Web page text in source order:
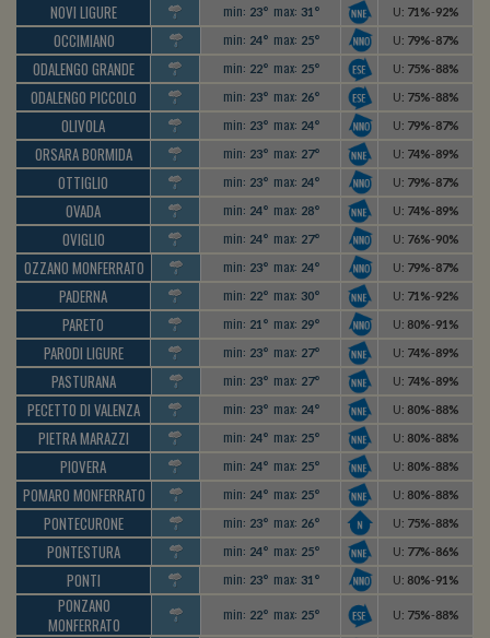
NOVI LIGURE min: 23° max: 31° U: 71%-92%
OCCIMIANO min: 24° max: 25° U: 79%-87%
ODALENGO GRANDE min: 22° max: 25° U: 75%-88%
ODALENGO PICCOLO min: 23° max: 26° U: 75%-88%
OLIVOLA min: 23° max: 24° U: 79%-87%
ORSARA BORMIDA min: 23° max: 27° U: 74%-89%
OTTIGLIO min: 23° max: 24° U: 79%-87%
OVADA min: 24° max: 28° U: 74%-89%
OVIGLIO min: 24° max: 27° U: 76%-90%
OZZANO MONFERRATO min: 23° max: 24° U: 79%-87%
PADERNA min: 22° max: 30° U: 71%-92%
PARETO min: 21° max: 29° U: 80%-91%
PARODI LIGURE min: 23° max: 27° U: 74%-89%
PASTURANA min: 23° max: 27° U: 74%-89%
PECETTO DI VALENZA min: 23° max: 24° U: 80%-88%
PIETRA MARAZZI min: 24° max: 25° U: 80%-88%
PIOVERA min: 24° max: 25° U: 80%-88%
POMARO MONFERRATO min: 24° max: 25° U: 80%-88%
PONTECURONE min: 23° max: 26° U: 75%-88%
PONTESTURA min: 24° max: 25° U: 77%-86%
PONTI min: 23° max: 31° U: 80%-91%
PONZANO
MONFERRATO
min: 22° max: 25° U: 75%-88%